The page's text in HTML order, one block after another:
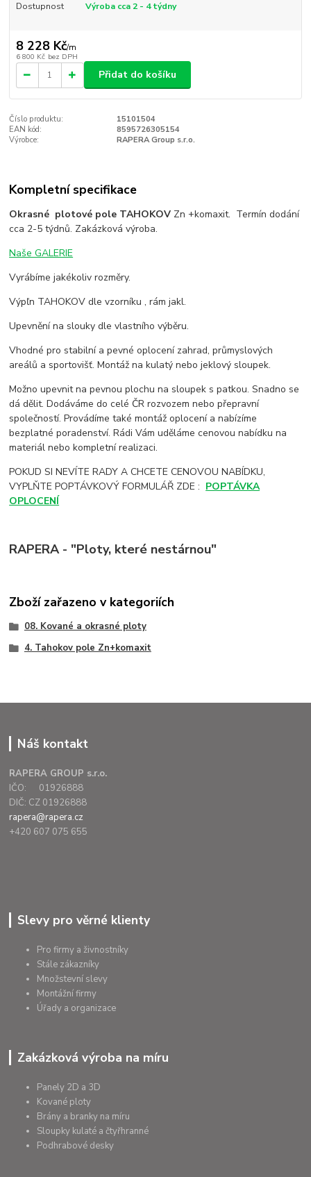
Dostupnost Výroba cca 2 - 4 týdny
8 228 Kč/m
6 800 Kč bez DPH
Přidat do košíku
Číslo produktu:
15101504
EAN kód:
8595726305154
Výrobce:
RAPERA Group s.r.o.
Kompletní specifikace
Okrasné plotové pole TAHOKOV Zn +komaxit. Termín dodání
cca 2-5 týdnů. Zakázková výroba.
Naše GALERIE
Vyrábíme jakékoliv rozměry.
Výpľn TAHOKOV dle vzorníku , rám jakl.
Upevnění na slouky dle vlastního výběru.
Vhodné pro stabilní a pevné oplocení zahrad, průmyslových
areálů a sportovišť. Montáž na kulatý nebo jeklový sloupek.
Možno upevnit na pevnou plochu na sloupek s patkou. Snadno se
dá dělit. Dodáváme do celé ČR rozvozem nebo přepravní
společností. Provádíme také montáž oplocení a nabízíme
bezplatné poradenství. Rádi Vám uděláme cenovou nabídku na
materiál nebo kompletní realizaci.
POKUD SI NEVÍTE RADY A CHCETE CENOVOU NABÍDKU,
VYPLŇTE POPTÁVKOVÝ FORMULÁŘ ZDE : POPTÁVKA
OPLOCENÍ
RAPERA - "Ploty, které nestárnou"
Zboží zařazeno v kategoriích
08. Kované a okrasné ploty
4. Tahokov pole Zn+komaxit
Náš kontakt
RAPERA GROUP s.r.o.
IČO: 01926888
DIČ: CZ 01926888
rapera@rapera.cz
+420 607 075 655
Slevy pro věrné klienty
Pro firmy a živnostníky
Stále zákazníky
Množstevní slevy
Montážní firmy
Úřady a organizace
Zakázková výroba na míru
Panely 2D a 3D
Kované ploty
Brány a branky na míru
Sloupky kulaté a čtyřhranné
Podhrabové desky